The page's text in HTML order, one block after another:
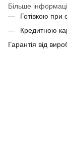
Більше
Готівкою при
Кредитною
Гарантія від